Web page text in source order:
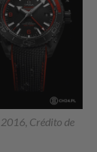
Crédito de